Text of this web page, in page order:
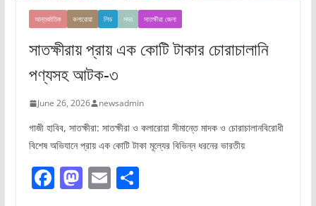
আন্তর্জাতিক কলারোয়া লিড সদর সাতক্ষীরা জেলা
সাতক্ষীরায় প্রায় এক কোটি টাকার চোরাচালানি
পণ্যসহ আটক-৩
June 26, 2026 newsadmin
গাজী হাবিব, সাতক্ষীরা: সাতক্ষীরা ও কলারোয়া সীমান্তে মাদক ও চোরাচালানবিরোধী
বিশেষ অভিযানে প্রায় এক কোটি টাকা মূল্যের বিভিন্ন ধরনের ভারতীয়
F M E S